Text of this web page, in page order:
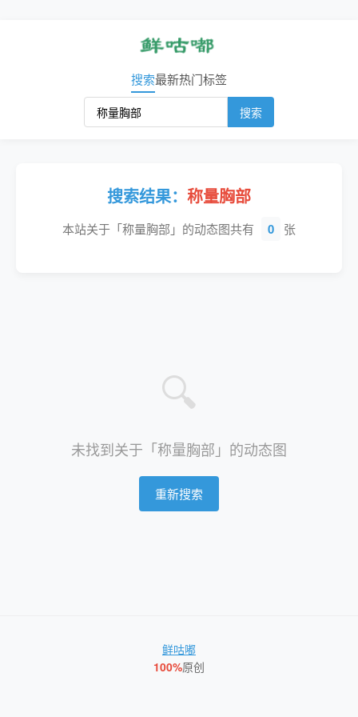
搜索最新热门标签
搜索
搜索结果： 称量胸部
本站关于「称量胸部」的动态图共有 0 张
🔍
未找到关于「称量胸部」的动态图
重新搜索
鲜咕嘟
100%原创